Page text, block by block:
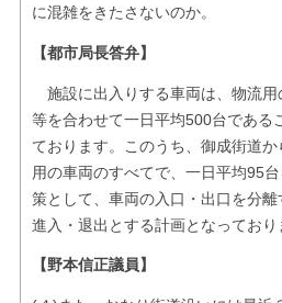
に混雑をきたさないのか。
【都市局長答弁】
施設に出入りする車両は、物流用
等を合わせて一日平均500台である
ております。このうち、御成街道
用の車両のすべてで、一日平均95
策として、車両の入口・出口を分
進入・退出とする計画となっており
【野本信正議員】